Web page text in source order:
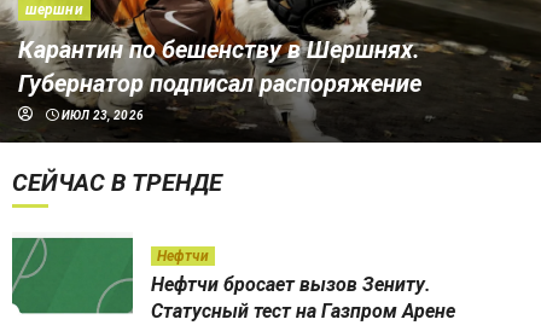
шершни
Карантин по бешенству в Шершнях.
Губернатор подписал распоряжение
ИЮЛ 23, 2026
СЕЙЧАС В ТРЕНДЕ
Нефтчи
Нефтчи бросает вызов Зениту.
Статусный тест на Газпром Арене